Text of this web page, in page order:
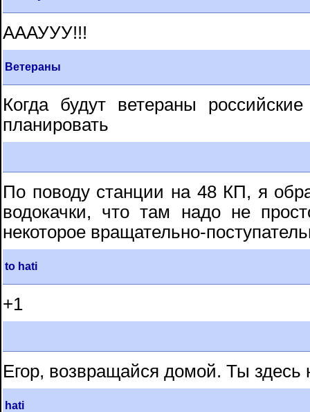
АААУУУ!!!
Ветераны
Когда будут ветераны
планировать
По поводу станции на 48 КП, я
водокачки, что там надо не
некоторое вращательно-
to hati
+1
Егор, возвращайся домой. Ты здесь
hati